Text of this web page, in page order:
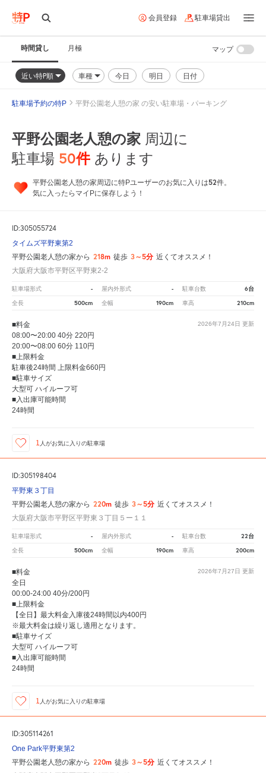
会員登録 駐車場貸出
時間貸し 月極
近い特P順 車種 今日 明日 日付
マップ
駐車場予約の特P 平野公園老人憩の家 の安い駐車場・パーキング
平野公園老人憩の家 周辺に
駐車場 50件 あります
平野公園老人憩の家周辺に特Pユーザーのお気に入りは52件。
気に入ったらマイPに保存しよう！
ID:305055724
タイムズ平野東第2
平野公園老人憩の家から 218m 徒歩 3～5分 近くてオススメ！
大阪府大阪市平野区平野東2-2
駐車場形式 - 屋内外形式 - 駐車台数 6台
全長 500cm 全幅 190cm 車高 210cm
2026年7月24日 更新
■料金
08:00〜20:00 40分 220円
20:00〜08:00 60分 110円
■上限料金
駐車後24時間 上限料金660円
■駐車サイズ
大型可 ハイルーフ可
■入出庫可能時間
24時間
1 人がお気に入りの駐車場
ID:305198404
平野東３丁目
平野公園老人憩の家から 220m 徒歩 3～5分 近くてオススメ！
大阪府大阪市平野区平野東３丁目５ー１１
駐車場形式 - 屋内外形式 - 駐車台数 22台
全長 500cm 全幅 190cm 車高 200cm
2026年7月27日 更新
■料金
全日
00:00-24:00 40分/200円
■上限料金
【全日】最大料金入庫後24時間以内400円
※最大料金は繰り返し適用となります。
■駐車サイズ
大型可 ハイルーフ可
■入出庫可能時間
24時間
1 人がお気に入りの駐車場
ID:305114261
One Park平野東第2
平野公園老人憩の家から 220m 徒歩 3～5分 近くてオススメ！